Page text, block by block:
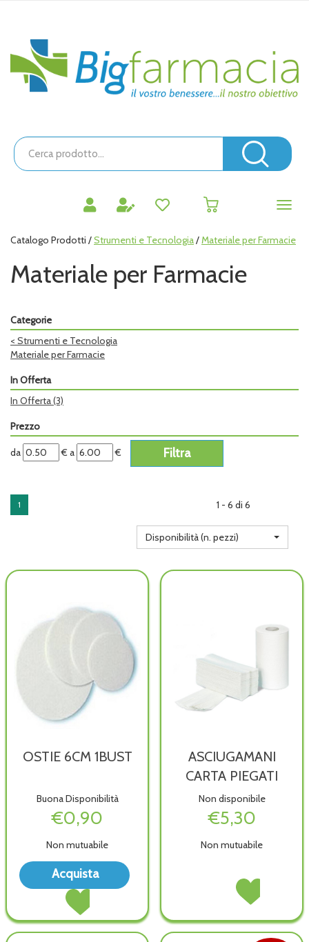
principaleBigfarmacia
Cerca
Prodotto
Catalogo Prodotti /Strumenti e Tecnologia/Materiale per Farmacie
Materiale per Farmacie
Categorie
< Strumenti e Tecnologia
Materiale per Farmacie
In Offerta
In Offerta(3)
Prezzo
filtra
da
da €
filtra
a
a €
1 1 - 6 di 6
Disponibilità (n. pezzi)
OSTIE 6CM 1BUST
Buona Disponibilità
€0,90
Non mutuabile
Acquista
Acquista OSTIE
1BUST al
carrello
wishlist
ASCIUGAMANI
CARTA PIEGATI
Non disponibile
€5,30
Non mutuabile
ASCIUGAMANI
è
Acquista
CARTA
wishlist